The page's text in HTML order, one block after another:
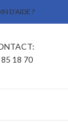
D’AIDE ?
18 70